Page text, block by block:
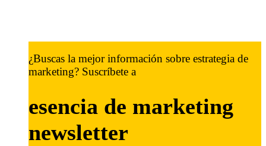
¿Buscas la mejor información sobre estrategia de
marketing? Suscríbete a
esencia de marketing
newsletter